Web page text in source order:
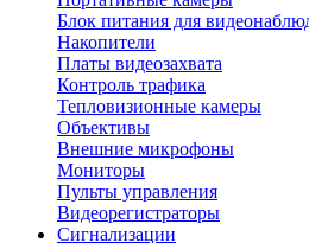
Блок питания для
Накопители
Платы видеозахвата
Контроль трафика
Тепловизионные камеры
Объективы
Внешние микрофоны
Мониторы
Пульты управления
Видеорегистраторы
Сигнализации